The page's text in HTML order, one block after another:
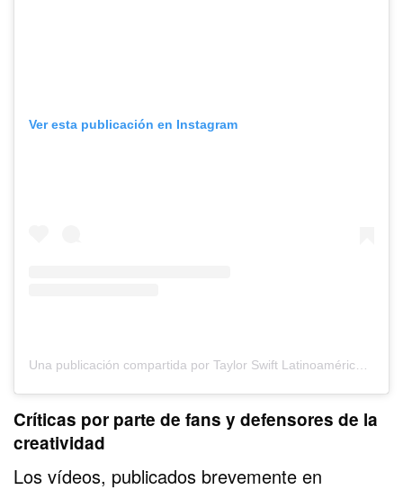
Ver esta publicación en Instagram
Críticas por parte de fans y defensores de la
creatividad
Los vídeos, publicados brevemente en